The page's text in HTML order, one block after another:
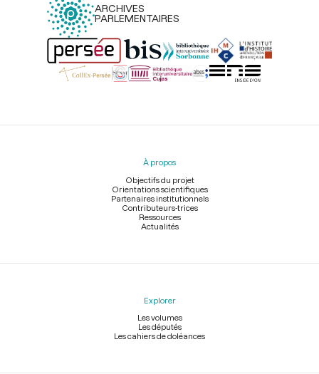
ARCHIVES
PARLEMENTAIRES
Menu
À propos
Objectifs du projet
Orientations scientifiques
Partenaires institutionnels
Contributeurs-trices
Ressources
Actualités
Explorer
Les volumes
Les députés
Les cahiers de doléances